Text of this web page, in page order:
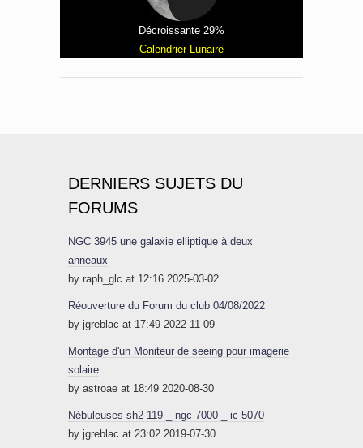
Décroissante 29%
Calendrier Lunaire
DERNIERS SUJETS DU
FORUMS
NGC 3945 une galaxie elliptique à deux
anneaux
by raph_glc at 12:16 2025-03-02
Réouverture du Forum du club 04/08/2022
by jgreblac at 17:49 2022-11-09
Montage d'un Moniteur de seeing pour imagerie
solaire
by astroae at 18:49 2020-08-30
Nébuleuses sh2-119 _ ngc-7000 _ ic-5070
by jgreblac at 23:02 2019-07-30